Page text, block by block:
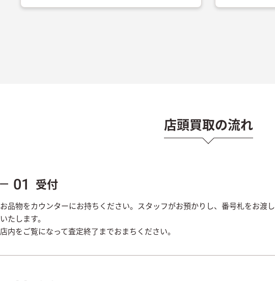
店頭買取の流れ
01 受付
お品物をカウンターにお持ちください。スタッフがお預かりし、番号札をお渡し
いたします。
店内をご覧になって査定終了までおまちください。